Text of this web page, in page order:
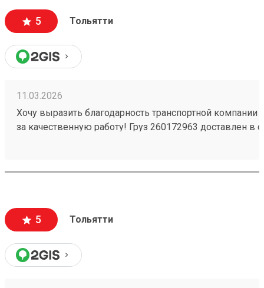
5 Тольятти
11.03.2026
Хочу выразить благодарность транспортной компании
за качественную работу! Груз 260172963 доставлен в
5 Тольятти